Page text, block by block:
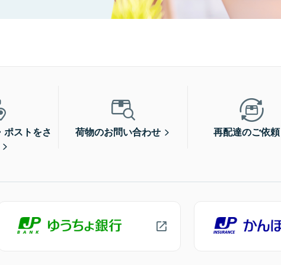
ポストをさ
荷物のお問い合わせ 再配達のご依頼